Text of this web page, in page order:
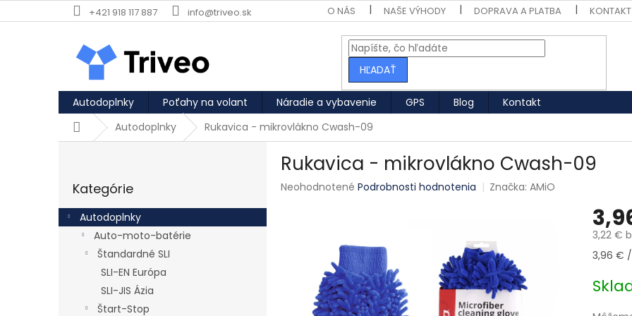
Prejsť na obsah +421 918 117 887 info@triveo.sk O NÁS NAŠE VÝHODY DOPRAVA A PLATBA KONTAKT
HĽADAŤ
Autodoplnky Poťahy na volant Náradie a vybavenie GPS Blog
Kontakt
DomovAutodoplnky Rukavica - mikrovlákno Cwash-09
Kategórie
Autodoplnky
Auto-moto-batérie
Štandardné SLI
SLI-EN Európa
SLI-JIS Ázia
Štart-Stop
Rukavica - mikrovlákno Cwash-09
Priemerné hodnotenie produktu je 0,0 z 5 hviezdičiek.
Neohodnotené Podrobnosti hodnotenia Značka:AMiO
3,22 €
3,96 € /